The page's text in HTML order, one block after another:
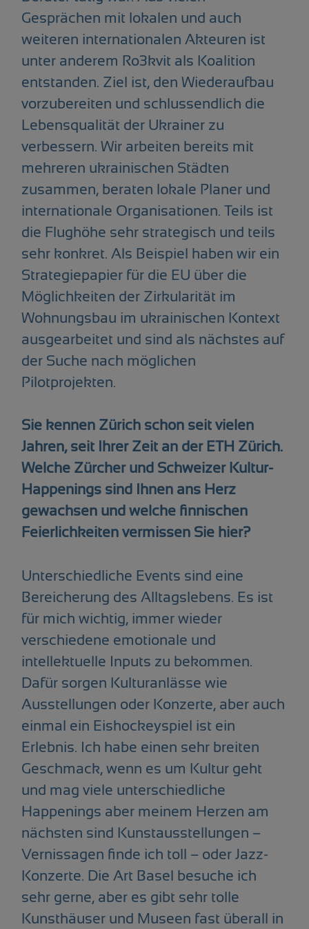
Gesprächen mit lokalen und auch
weiteren internationalen Akteuren ist
unter anderem Ro3kvit als Koalition
entstanden. Ziel ist, den Wiederaufbau
vorzubereiten und schlussendlich die
Lebensqualität der Ukrainer zu
verbessern. Wir arbeiten bereits mit
mehreren ukrainischen Städten
zusammen, beraten lokale Planer und
internationale Organisationen. Teils ist
die Flughöhe sehr strategisch und teils
sehr konkret. Als Beispiel haben wir ein
Strategiepapier für die EU über die
Möglichkeiten der Zirkularität im
Wohnungsbau im ukrainischen Kontext
ausgearbeitet und sind als nächstes auf
der Suche nach möglichen
Pilotprojekten.
Sie kennen Zürich schon seit vielen
Jahren, seit Ihrer Zeit an der ETH Zürich.
Welche Zürcher und Schweizer Kultur-
Happenings sind Ihnen ans Herz
gewachsen und welche finnischen
Feierlichkeiten vermissen Sie hier?
Unterschiedliche Events sind eine
Bereicherung des Alltagslebens. Es ist
für mich wichtig, immer wieder
verschiedene emotionale und
intellektuelle Inputs zu bekommen.
Dafür sorgen Kulturanlässe wie
Ausstellungen oder Konzerte, aber auch
einmal ein Eishockeyspiel ist ein
Erlebnis. Ich habe einen sehr breiten
Geschmack, wenn es um Kultur geht
und mag viele unterschiedliche
Happenings aber meinem Herzen am
nächsten sind Kunstausstellungen –
Vernissagen finde ich toll – oder Jazz-
Konzerte. Die Art Basel besuche ich
sehr gerne, aber es gibt sehr tolle
Kunsthäuser und Museen fast überall in